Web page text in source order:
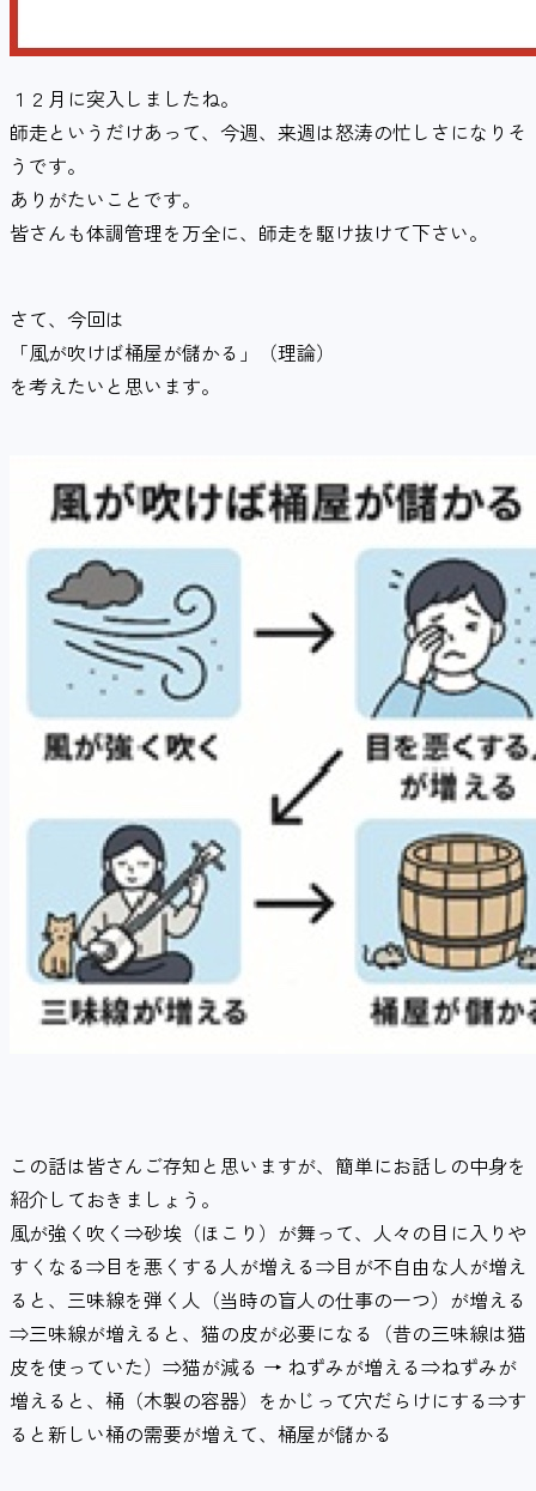
１２月に突入しましたね。
師走というだけあって、今週、来週は怒涛の忙しさになりそ
うです。
ありがたいことです。
皆さんも体調管理を万全に、師走を駆け抜けて下さい。
さて、今回は
「風が吹けば桶屋が儲かる」（理論）
を考えたいと思います。
この話は皆さんご存知と思いますが、簡単にお話しの中身を
紹介しておきましょう。
風が強く吹く⇒砂埃（ほこり）が舞って、人々の目に入りや
すくなる⇒目を悪くする人が増える⇒目が不自由な人が増え
ると、三味線を弾く人（当時の盲人の仕事の一つ）が増える
⇒三味線が増えると、猫の皮が必要になる（昔の三味線は猫
皮を使っていた）⇒猫が減る → ねずみが増える⇒ねずみが
増えると、桶（木製の容器）をかじって穴だらけにする⇒す
ると新しい桶の需要が増えて、桶屋が儲かる